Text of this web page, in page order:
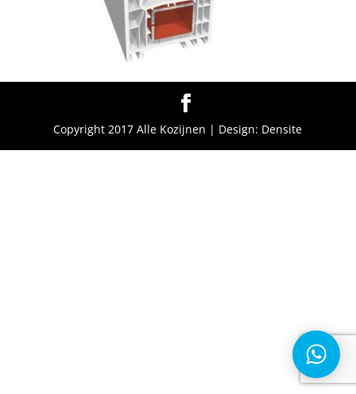
Copyright 2017 Alle Kozijnen | Design: Densite